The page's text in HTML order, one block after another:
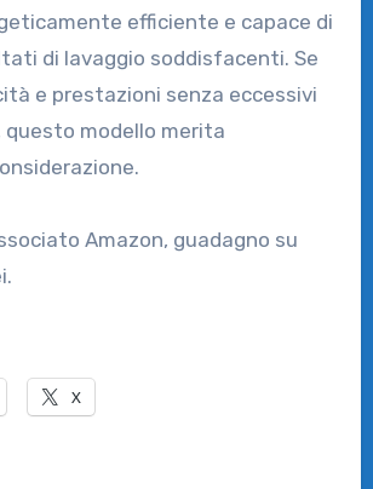
efficiente e capace di
di lavaggio soddisfacenti. Se
e prestazioni senza eccessivi
questo modello merita
Amazon, guadagno su
X